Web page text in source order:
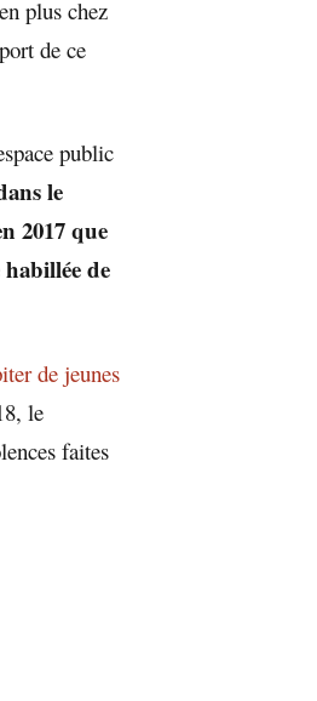
plus chez
de ce
public
le
2017 que
de
de jeunes
le
faites